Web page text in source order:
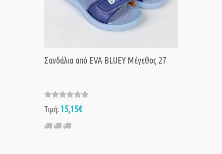
Σανδάλια από EVA BLUEY Μέγεθος 27
Τιμή: 15,15€